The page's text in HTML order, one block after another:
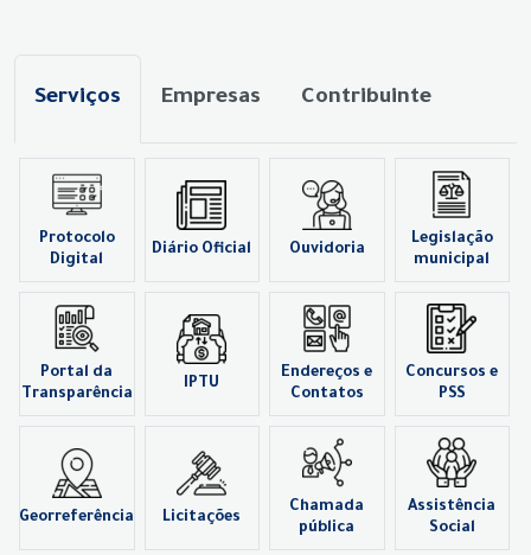
Serviços Empresas Contribuinte
Protocolo
Digital
Diário Oficial Ouvidoria
Legislação
municipal
Portal da
Transparência
IPTU
Endereços e
Contatos
Concursos e
PSS
Georreferência Licitações
Chamada
pública
Assistência
Social